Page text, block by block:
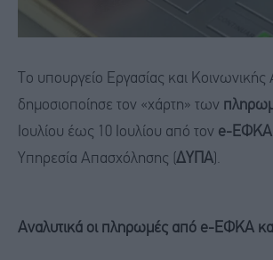
Το υπουργείο Εργασίας και Κοινωνικής
δημοσιοποίησε τον «χάρτη» των
Ιουλίου έως 10 Ιουλίου από τον e-ΕΦΚΑ
Υπηρεσία Απασχόλησης ( ΔΥΠΑ ).
Αναλυτικά οι πληρωμές από e-ΕΦΚΑ